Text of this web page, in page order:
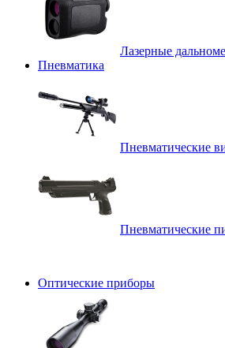
Лазерные
Пневматика
Пневматические
Пневматические
Оптические приборы